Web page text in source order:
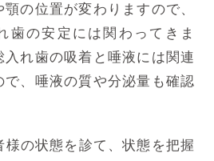
顎の位置が変わりますので、
歯の安定には関わってきま
入れ歯の吸着と唾液には関連
で、唾液の質や分泌量も確認
の状態を診て、状態を把握